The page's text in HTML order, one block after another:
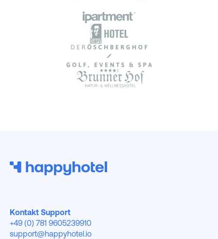
Kontakt Support
+49 (0) 781 9605239910
support@happyhotel.io